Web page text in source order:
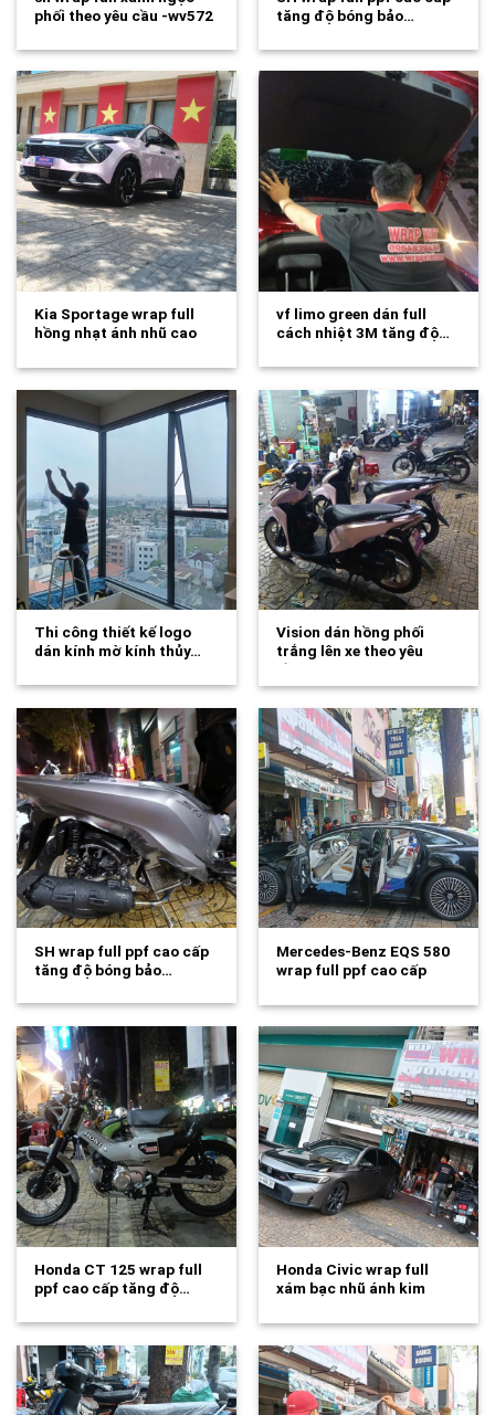
phối theo yêu cầu -wv572
tăng độ bóng bảo…
Kia Sportage wrap full
hồng nhạt ánh nhũ cao
vf limo green dán full
cách nhiệt 3M tăng độ…
Thi công thiết kế logo
dán kính mờ kính thủy…
Vision dán hồng phối
trắng lên xe theo yêu
cầu…
SH wrap full ppf cao cấp
tăng độ bóng bảo…
Mercedes-Benz EQS 580
wrap full ppf cao cấp
Honda CT 125 wrap full
ppf cao cấp tăng độ…
Honda Civic wrap full
xám bạc nhũ ánh kim